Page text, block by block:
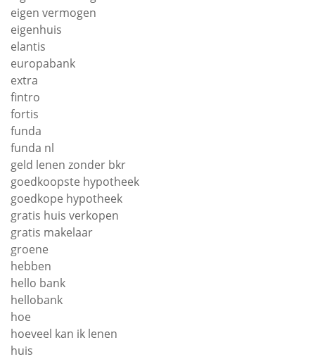
eigen vermogen
eigenhuis
elantis
europabank
extra
fintro
fortis
funda
funda nl
geld lenen zonder bkr
goedkoopste hypotheek
goedkope hypotheek
gratis huis verkopen
gratis makelaar
groene
hebben
hello bank
hellobank
hoe
hoeveel kan ik lenen
huis